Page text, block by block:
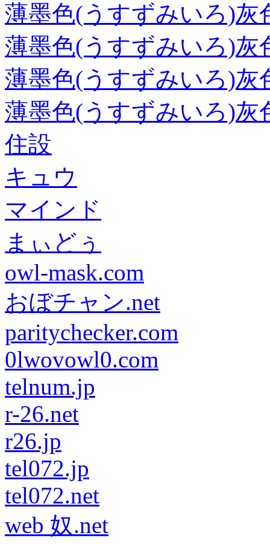
薄墨色(うすずみいろ)灰
薄墨色(うすずみいろ)灰
薄墨色(うすずみいろ)灰
薄墨色(うすずみいろ)灰
住設
キュウ
マインド
まぃどぅ
owl-mask.com
おぼチャン.net
paritychecker.com
0lwovowl0.com
telnum.jp
r-26.net
r26.jp
tel072.jp
tel072.net
web 奴.net